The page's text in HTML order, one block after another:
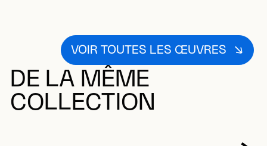
VOIR TOUTES LES ŒUVRES
DE LA MÊME
COLLECTION